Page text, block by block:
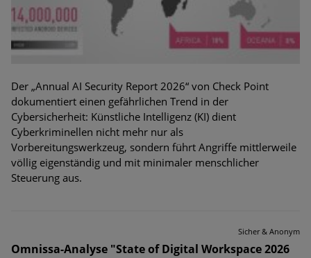
Der „Annual AI Security Report 2026“ von Check Point
dokumentiert einen gefährlichen Trend in der
Cybersicherheit: Künstliche Intelligenz (KI) dient
Cyberkriminellen nicht mehr nur als
Vorbereitungswerkzeug, sondern führt Angriffe mittlerweile
völlig eigenständig und mit minimaler menschlicher
Steuerung aus.
Sicher & Anonym
Omnissa-Analyse "State of Digital Workspace 2026